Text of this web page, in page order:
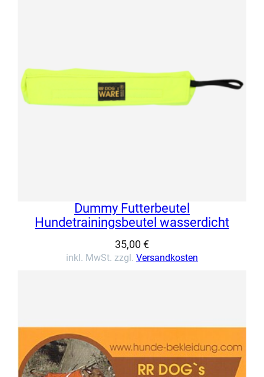
Dummy Futterbeutel
Hundetrainingsbeutel wasserdicht
35,00 €
inkl. MwSt. zzgl. Versandkosten